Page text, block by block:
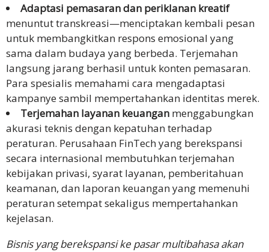
Adaptasi pemasaran dan periklanan kreatif
menuntut transkreasi—menciptakan kembali pesan
untuk membangkitkan respons emosional yang
sama dalam budaya yang berbeda. Terjemahan
langsung jarang berhasil untuk konten pemasaran.
Para spesialis memahami cara mengadaptasi
kampanye sambil mempertahankan identitas merek.
Terjemahan layanan keuangan menggabungkan
akurasi teknis dengan kepatuhan terhadap
peraturan. Perusahaan FinTech yang berekspansi
secara internasional membutuhkan terjemahan
kebijakan privasi, syarat layanan, pemberitahuan
keamanan, dan laporan keuangan yang memenuhi
peraturan setempat sekaligus mempertahankan
kejelasan.
Bisnis yang berekspansi ke pasar multibahasa akan